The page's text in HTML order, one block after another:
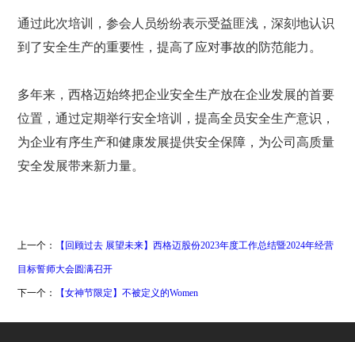
通过此次培训，参会人员纷纷表示受益匪浅，深刻地认识
到了安全生产的重要性，提高了应对事故的防范能力。
多年来，西格迈始终把企业安全生产放在企业发展的首要
位置，通过定期举行安全培训，提高全员安全生产意识，
为企业有序生产和健康发展提供安全保障，为公司高质量
安全发展带来新力量。
上一个： 【回顾过去 展望未来】西格迈股份2023年度工作总结暨2024年经营
目标誓师大会圆满召开
下一个： 【女神节限定】不被定义的Women